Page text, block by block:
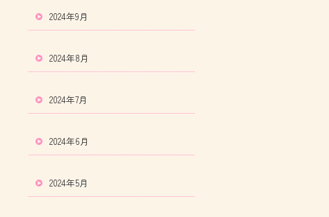
2024年9月
2024年8月
2024年7月
2024年6月
2024年5月